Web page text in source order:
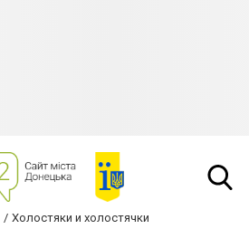
Холостяки и холостячки